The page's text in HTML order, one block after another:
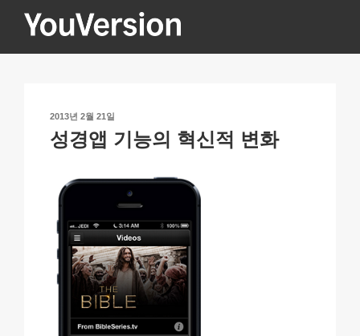
YOUVERSION
작
성
일
2013년 2월 21일
성경앱 기능의 혁신적 변화